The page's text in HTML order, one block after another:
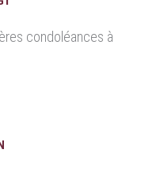
condoléances à